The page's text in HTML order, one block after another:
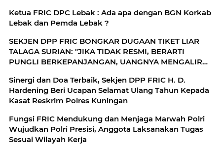
Ketua FRIC DPC Lebak : Ada apa dengan BGN Korkab
Lebak dan Pemda Lebak ?
SEKJEN DPP FRIC BONGKAR DUGAAN TIKET LIAR
TALAGA SURIAN: "JIKA TIDAK RESMI, BERARTI
PUNGLI BERKEPANJANGAN, UANGNYA MENGALIR
Sinergi dan Doa Terbaik, Sekjen DPP FRIC H. D.
Hardening Beri Ucapan Selamat Ulang Tahun Kepada
Kasat Reskrim Polres Kuningan
Fungsi FRIC Mendukung dan Menjaga Marwah Polri
Wujudkan Polri Presisi, Anggota Laksanakan Tugas
Sesuai Wilayah Kerja